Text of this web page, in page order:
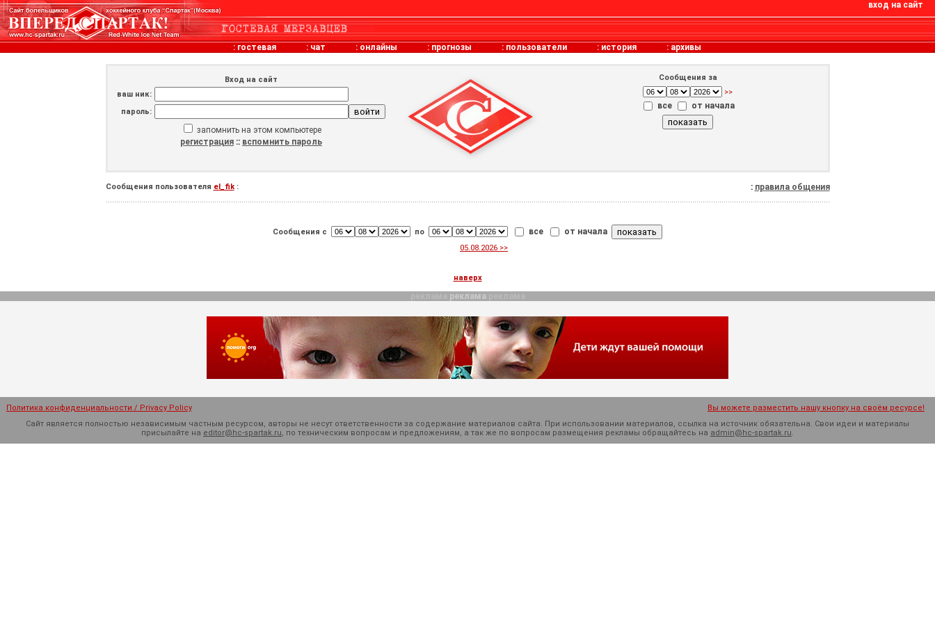
вход на сайт
: гостевая : чат : онлайны : прогнозы : пользователи : история : архивы
Вход на сайт
ваш ник:
пароль:
запомнить на этом компьютере
регистрация :: вспомнить пароль
Сообщения за
>>
все от начала
Сообщения пользователя el_fik: : правила общения
Сообщения с по все от начала
05.08.2026 >>
наверх
реклама
Политика конфиденциальности / Privacy Policy
Вы можете разместить нашу кнопку на своём ресурсе!
Сайт является полностью независимым частным ресурсом, авторы не несут ответственности за содержание материалов сайта. При использовании материалов, ссылка на источник обязательна. Cвои идеи и материалы
присылайте на editor@hc-spartak.ru, по техническим вопросам и предложениям, а так же по вопросам размещения рекламы обращайтесь на admin@hc-spartak.ru.